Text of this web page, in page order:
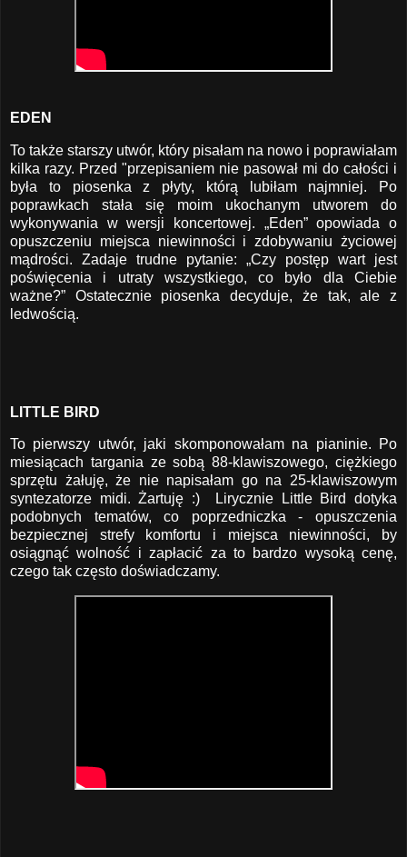
EDEN
To także starszy utwór, który pisałam na nowo i poprawiałam
kilka razy. Przed "przepisaniem nie pasował mi do całości i
była to piosenka z płyty, którą lubiłam najmniej. Po
poprawkach stała się moim ukochanym utworem do
wykonywania w wersji koncertowej. „Eden” opowiada o
opuszczeniu miejsca niewinności i zdobywaniu życiowej
mądrości. Zadaje trudne pytanie: „Czy postęp wart jest
poświęcenia i utraty wszystkiego, co było dla Ciebie
ważne?” Ostatecznie piosenka decyduje, że tak, ale z
ledwością.
LITTLE BIRD
To pierwszy utwór, jaki skomponowałam na pianinie. Po
miesiącach targania ze sobą 88-klawiszowego, ciężkiego
sprzętu żałuję, że nie napisałam go na 25-klawiszowym
syntezatorze midi. Żartuję :) Lirycznie Little Bird dotyka
podobnych tematów, co poprzedniczka - opuszczenia
bezpiecznej strefy komfortu i miejsca niewinności, by
osiągnąć wolność i zapłacić za to bardzo wysoką cenę,
czego tak często doświadczamy.